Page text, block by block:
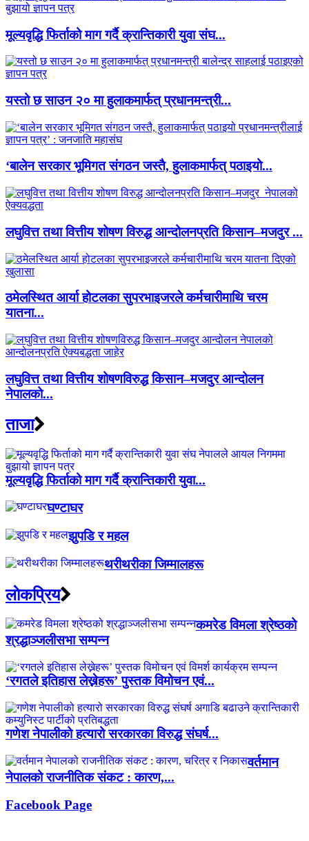
मूल्यवृद्धि फिर्ताको माग गर्दै क्रान्तिकारी युवा संघ...
यस्तो छ साउन २० मा हुलाकमार्फत् प्रधानमन्त्री...
‘बालेन सरकार भूमिगत संगठन जस्तै, हुलाकमार्फत् पठाइयो...
लघुवित्त तथा वित्तीय शोषण विरुद्ध आन्दोलनप्रति किसान–मजदुर ...
ठमेलस्थित आर्या होटलका सुपरभाइजरले कर्मचारीमाथि चरम
यातना...
लघुवित्त तथा वित्तीय शोषणविरुद्ध किसान–मजदुर आन्दोलन
नेपालको...
ताजा
मूल्यवृद्धि फिर्ताको माग गर्दै क्रान्तिकारी युवा...
घण्टाघर
झुपडि र महल
थरीथरीका जिम्मालहरू
लाेकप्रिय
कमरेड विमला श्रेष्ठको
श्रद्धाञ्जलीसभा सम्पन्न
‘रगतले इतिहास लेख्नेहरू’ पुस्तक विमोचन एवं...
गणेश नेपालीको हत्यारो सरकारका विरुद्ध संघर्ष...
वर्तमान
नेपालको राजनीतिक संकट : कारण,...
Facebook Page